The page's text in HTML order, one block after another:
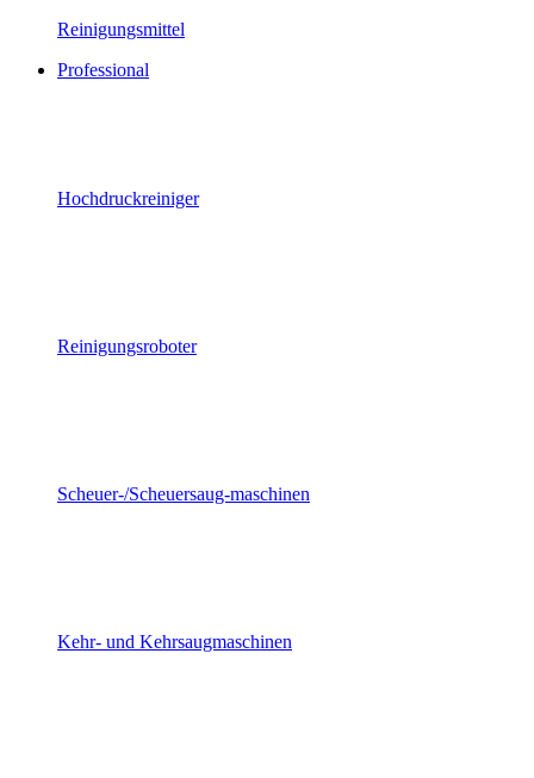
Reinigungsmittel
Professional
Hochdruckreiniger
Reinigungsroboter
Scheuer-/Scheuersaug-maschinen
Kehr- und Kehrsaugmaschinen